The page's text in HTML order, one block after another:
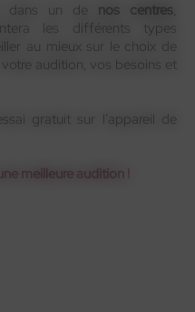
dans un de nos centres,
les différents types
au mieux sur le choix de
audition, vos besoins et
gratuit sur l’appareil de
meilleure audition !